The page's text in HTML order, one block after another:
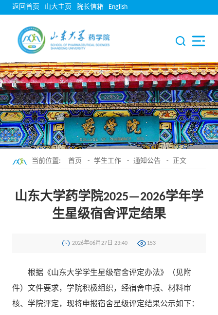
返回首页 山大主页 院长信箱 English
当前位置: 首页 - 学生工作 - 通知公告 - 正文
山东大学药学院2025—2026学年学
生星级宿舍评定结果
2026年06月27日 23:40 153
根据《山东大学学生星级宿舍评定办法》（见附
件）文件要求，学院积极组织，经宿舍申报、材料审
核、学院评定，现将申报宿舍星级评定结果公示如下：